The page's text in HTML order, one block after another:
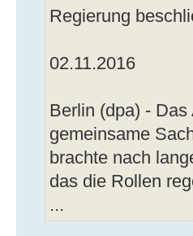
Regierung
02.11.2016
Berlin (dpa) -
gemeinsame
brachte nach
das die Rollen
...